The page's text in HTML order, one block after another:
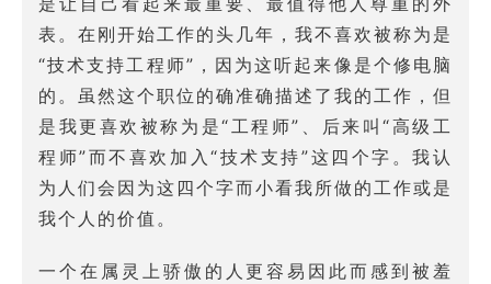
表。在刚开始工作的头几年，我不喜欢被称为是
“技术支持工程师”，因为这听起来像是个修电脑
的。虽然这个职位的确准确描述了我的工作，但
是我更喜欢被称为是“工程师”、后来叫“高级工
程师”而不喜欢加入“技术支持”这四个字。我认
为人们会因为这四个字而小看我所做的工作或是
我个人的价值。
一个在属灵上骄傲的人更容易因此而感到被羞